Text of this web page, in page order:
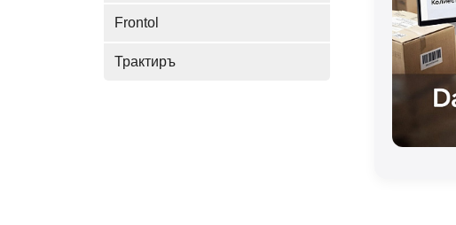
Frontol
Трактиръ